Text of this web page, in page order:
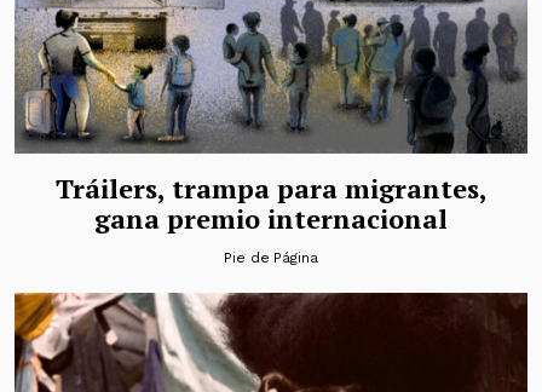
Tráilers, trampa para migrantes,
gana premio internacional
Pie de Página